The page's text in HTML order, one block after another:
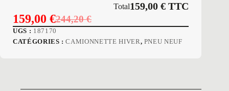
Total159,00€ TTC
244,20€
Le
prix
159,00 €
Le
prix
UGS : 187170
CATÉGORIES :CAMIONNETTE HIVER, PNEU NEUF